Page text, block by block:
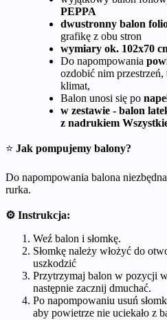
PEPPA
dwustronny balon
grafikę z obu stron
wymiary ok. 102x70
Do napompowania
ozdobić nim
klimat,
Balon unosi się po
w zestawie - balon
z nadrukiem
⭐ Jak pompujemy balony?
Do napompowania balona
rurka.
⚙️ Instrukcja:
Weź balon i słomkę.
Słomkę należy włożyć do
uszkodzić
Przytrzymaj balon w pozycji
następnie zacznij dmuchać.
Po napompowaniu usuń
aby powietrze nie uciekało z